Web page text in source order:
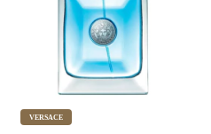
VERSACE